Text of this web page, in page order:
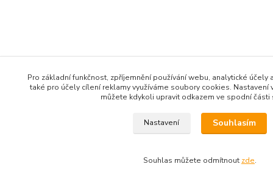
Pro základní funkčnost, zpříjemnění používání webu, analytické
také pro účely cílení reklamy využíváme soubory cookies.
můžete kdykoli upravit odkazem ve spodní části
Nastavení Souhlasím
Souhlas můžete odmítnout zde.